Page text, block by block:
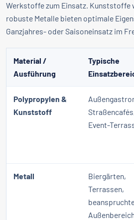
Werkstoffe zum Einsatz. Kunststoffe
robuste Metalle bieten optimale
Ganzjahres- oder Saisoneinsatz im
Material /
Ausführung
Typische
Polypropylen &
Kunststoff
Event-
Metall
Biergärten,
Terrassen,